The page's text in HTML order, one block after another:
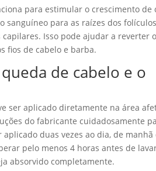
para estimular o crescimento de
sanguíneo para as raízes dos
Isso pode ajudar a reverter
fios de cabelo e barba.
de cabelo e o
ser aplicado diretamente na área
do fabricante cuidadosamente
duas vezes ao dia, de manhã
pelo menos 4 horas antes de
absorvido completamente.